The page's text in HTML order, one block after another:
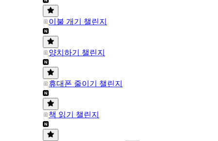
이불 개기 챌린지
양치하기 챌린지
휴대폰 줄이기 챌린지
책 읽기 챌린지